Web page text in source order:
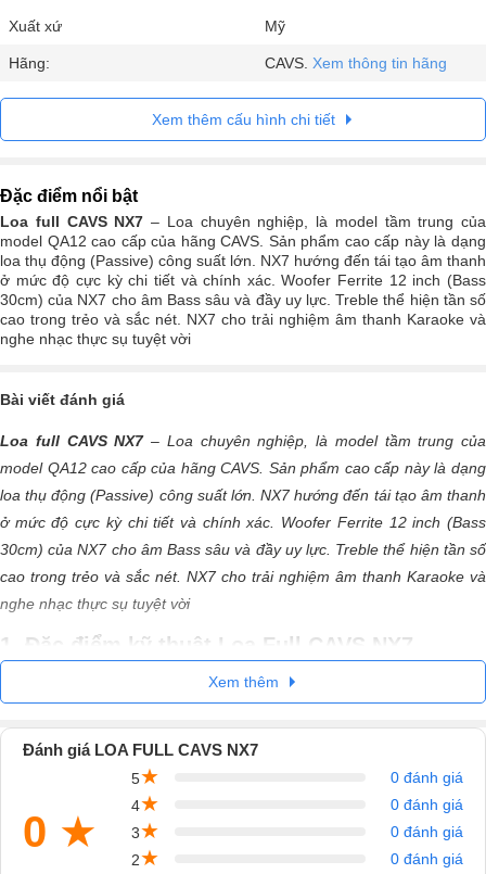
Xuất xứ Mỹ
Hãng: CAVS. Xem thông tin hãng
Xem thêm cấu hình chi tiết
Đặc điểm nổi bật
Loa full CAVS NX7 – Loa chuyên nghiệp, là model tầm trung của
model QA12 cao cấp của hãng CAVS. Sản phẩm cao cấp này là dạng
loa thụ động (Passive) công suất lớn. NX7 hướng đến tái tạo âm thanh
ở mức độ cực kỳ chi tiết và chính xác. Woofer Ferrite 12 inch (Bass
30cm) của NX7 cho âm Bass sâu và đầy uy lực. Treble thể hiện tần số
cao trong trẻo và sắc nét. NX7 cho trải nghiệm âm thanh Karaoke và
nghe nhạc thực sụ tuyệt vời
Bài viết đánh giá
Loa full CAVS NX7– Loa chuyên nghiệp, là model tầm trung của
model QA12 cao cấp của hãng CAVS. Sản phẩm cao cấp này là dạng
loa thụ động (Passive) công suất lớn. NX7 hướng đến tái tạo âm thanh
ở mức độ cực kỳ chi tiết và chính xác. Woofer Ferrite 12 inch (Bass
30cm) của NX7 cho âm Bass sâu và đầy uy lực. Treble thể hiện tần số
cao trong trẻo và sắc nét. NX7 cho trải nghiệm âm thanh Karaoke và
nghe nhạc thực sụ tuyệt vời
1. Đặc điểm kỹ thuật Loa Full CAVS NX7
Hệ thống: bass-reflex, 2 đường 2 loa
Woofer 12 inch (Bass 30cm)
Nghe nhạc và Karaoke có chiều sâu
Lỗ thông hơi phía trước
Tùy chọn lắp đặt dọc hoặc ngang
Lưới bằng thép đục lỗ lót vải
Trở kháng 8Ω
2. Các ứng dụng
Xem thêm
Đánh giá LOA FULL CAVS NX7
0 ★
5★
0 đánh giá
4★
0 đánh giá
3★
0 đánh giá
2★
0 đánh giá